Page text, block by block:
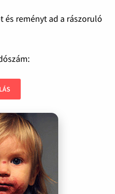
és reményt ad a rászoruló